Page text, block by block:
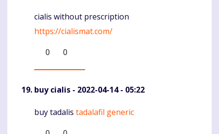
Komentaras
cialis without prescription
https://cialismat.com/
0
0
buy cialis - 2022-04-14 - 05:22
Komentaras
buy tadalis tadalafil generic